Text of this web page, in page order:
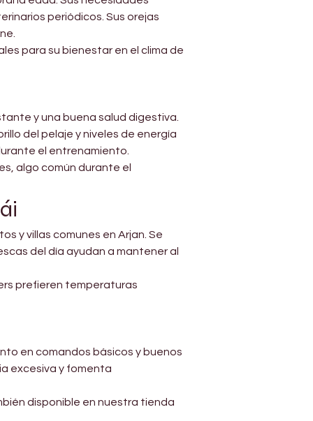
periódicos. Sus orejas
para su bienestar en el clima de
y una buena salud digestiva.
del pelaje y niveles de energía
el entrenamiento.
algo común durante el
y villas comunes en Arjan. Se
del día ayudan a mantener al
prefieren temperaturas
en comandos básicos y buenos
excesiva y fomenta
disponible en nuestra tienda